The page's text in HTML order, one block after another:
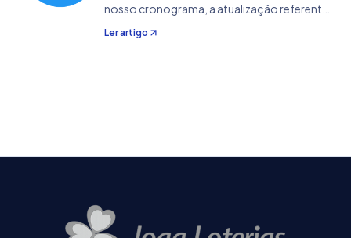
nosso cronograma, a atualização referente
ao Super Sete teve um atraso inesperado. A
mesma já está concluída, estando agora na
Ler artigo